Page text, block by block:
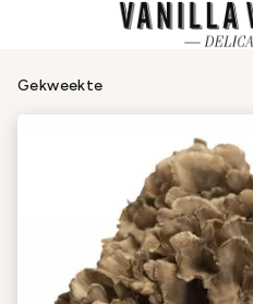
Gekweekte